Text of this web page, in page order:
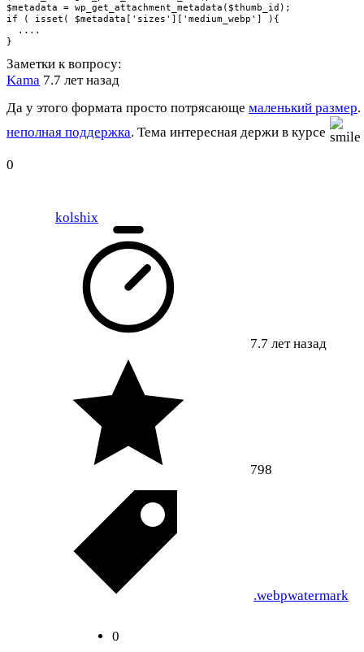
$metadata = wp_get_attachment_metadata($thumb_id);
if ( isset( $metadata['sizes']['medium_webp'] ){
  ....
}
Заметки к вопросу:
Kama 7.7 лет назад
Да у этого формата просто потрясающе маленький размер
неполная поддержка. Тема интересная держи в курсе
0
kolshix
7.7 лет назад
798
.webpwatermark
0